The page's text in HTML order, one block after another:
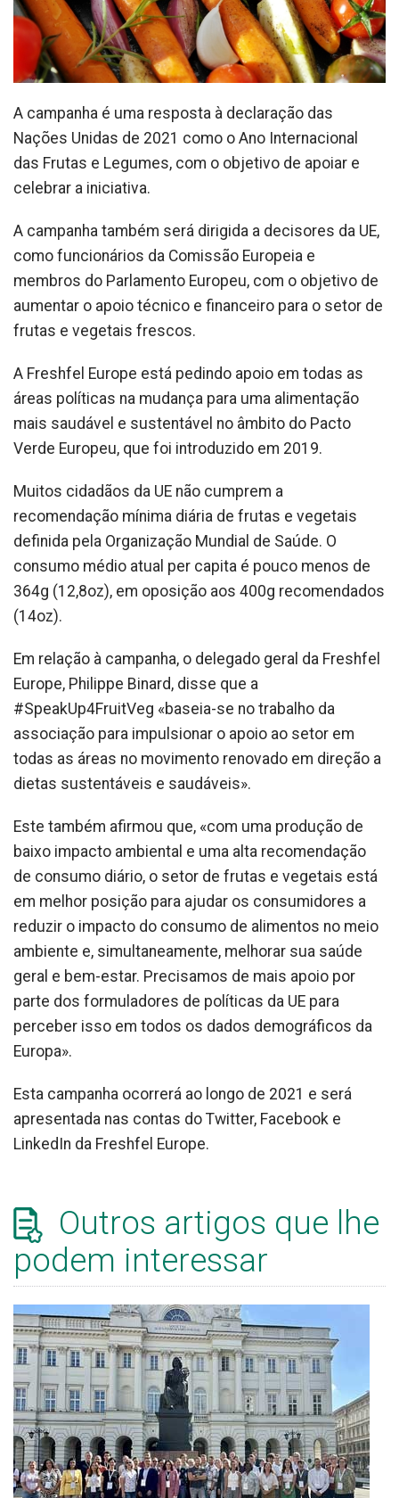
A campanha é uma resposta à declaração das
Nações Unidas de 2021 como o Ano Internacional
das Frutas e Legumes, com o objetivo de apoiar e
celebrar a iniciativa.
A campanha também será dirigida a decisores da UE,
como funcionários da Comissão Europeia e
membros do Parlamento Europeu, com o objetivo de
aumentar o apoio técnico e financeiro para o setor de
frutas e vegetais frescos.
A Freshfel Europe está pedindo apoio em todas as
áreas políticas na mudança para uma alimentação
mais saudável e sustentável no âmbito do Pacto
Verde Europeu, que foi introduzido em 2019.
Muitos cidadãos da UE não cumprem a
recomendação mínima diária de frutas e vegetais
definida pela Organização Mundial de Saúde. O
consumo médio atual per capita é pouco menos de
364g (12,8oz), em oposição aos 400g recomendados
(14oz).
Em relação à campanha, o delegado geral da Freshfel
Europe, Philippe Binard, disse que a
#SpeakUp4FruitVeg «baseia-se no trabalho da
associação para impulsionar o apoio ao setor em
todas as áreas no movimento renovado em direção a
dietas sustentáveis ​​e saudáveis».
Este também afirmou que, «com uma produção de
baixo impacto ambiental e uma alta recomendação
de consumo diário, o setor de frutas e vegetais está
em melhor posição para ajudar os consumidores a
reduzir o impacto do consumo de alimentos no meio
ambiente e, simultaneamente, melhorar sua saúde
geral e bem-estar. Precisamos de mais apoio por
parte dos formuladores de políticas da UE para
perceber isso em todos os dados demográficos da
Europa».
Esta campanha ocorrerá ao longo de 2021 e será
apresentada nas contas do Twitter, Facebook e
LinkedIn da Freshfel Europe.
Outros artigos que lhe
podem interessar